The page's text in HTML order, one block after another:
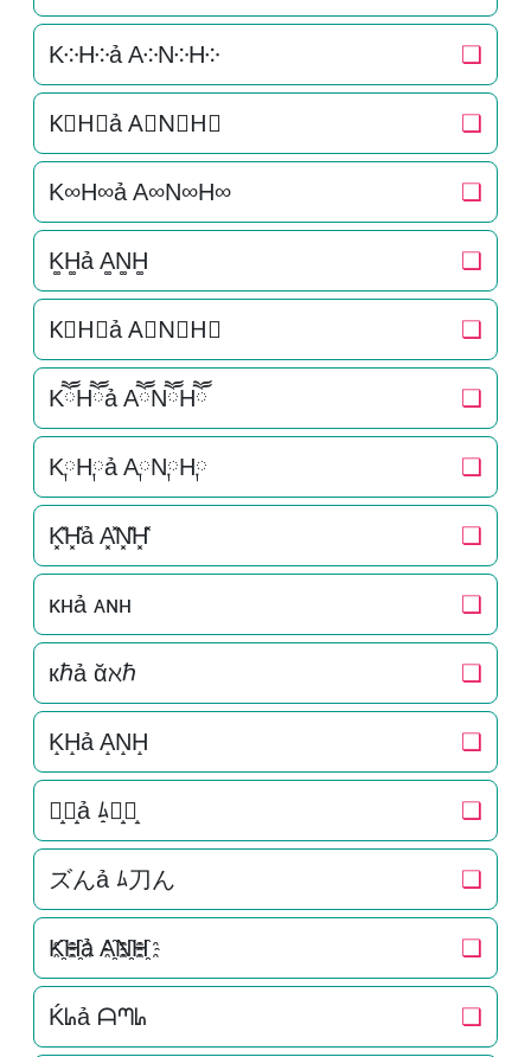
K༶H༶ả A༶N༶H༶ ❏
K⃕H⃕ả A⃕N⃕H⃕ ❏
K∞H∞ả A∞N∞H∞ ❏
K͚H͚ả A͚N͚H͚ ❏
K⃒H⃒ả A⃒N⃒H⃒ ❏
KཽHཽả AཽNཽHཽ ❏
K༙H༙ả A༙N༙H༙ ❏
K͓̽H͓̽ả A͓̽N͓̽H͓̽ ❏
ᴋʜả ᴀɴʜ ❏
кℏả ᾰℵℏ ❏
K̝H̝ả A̝N̝H̝ ❏
ズ̝ん̝ả ﾑ̝刀̝ん̝ ❏
ズんả ﾑ刀ん ❏
K҈H҈ả A҈N҈H҈ ❏
Ḱᖺả ᗩᘉᖺ ❏